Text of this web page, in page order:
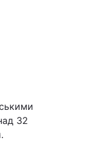
32